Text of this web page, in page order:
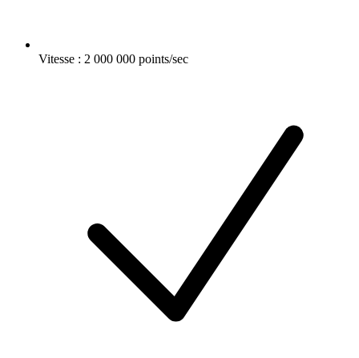
Vitesse : 2 000 000 points/sec